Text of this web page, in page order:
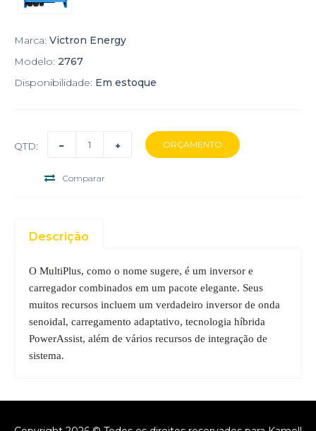
Marca: Victron Energy
Modelo: 2767
Disponibilidade: Em estoque
QTD:
Comparar
Descrição
O MultiPlus, como o nome sugere, é um inversor e
carregador combinados em um pacote elegante. Seus
muitos recursos incluem um verdadeiro inversor de onda
senoidal, carregamento adaptativo, tecnologia híbrida
PowerAssist, além de vários recursos de integração de
sistema.